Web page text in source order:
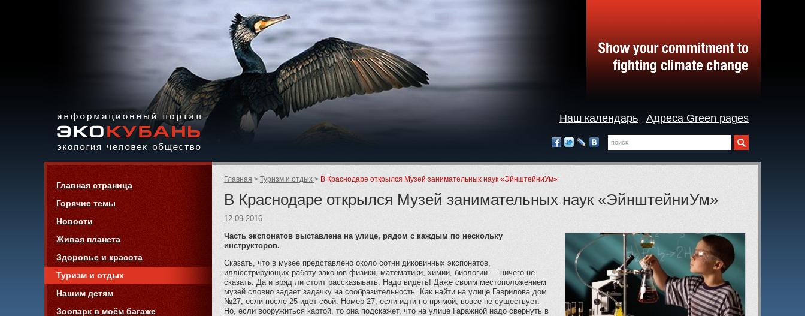
Информационный портал
«ЭКО-КУБАНЬ»
Наш календарь Адреса Green pages
Родительские
Главная Туризм и отдых В Краснодаре открылся Музей занимательных наук «ЭйнштейниУм»
В Краснодаре открылся Музей занимательных наук «ЭйнштейниУм»
12.09.2016
Часть экспонатов выставлена на улице, рядом с каждым по нескольку
инструкторов.
Сказать, что в музее представлено около сотни диковинных экспонатов,
иллюстрирующих работу законов физики, математики, химии, биологии — ничего не
сказать. Да и вряд ли стоит рассказывать. Надо видеть! Даже своим местоположением
музей словно задает задачку на сообразительность. Как найти на улице Гаврилова дом
№27, если после 25 идет сбой. Номер 27, если идти по прямой, вовсе не существует.
Но, если вооружиться картой, то она подскажет, что на улице Гаражной надо свернуть в
Навигация
Главная страница
Горячие темы
Новости
Живая планета
Здоровье и красота
Туризм и отдых
Нашим детям
Зоопарк в моём багаже
Мы
социальных
LiveJournal
Вконтакте
Поиск